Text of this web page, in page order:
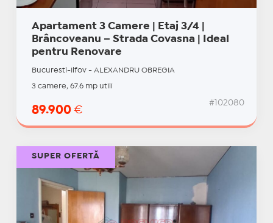
Apartament 3 Camere | Etaj 3/4 |
Brâncoveanu – Strada Covasna | Ideal
pentru Renovare
Bucuresti-Ilfov - ALEXANDRU OBREGIA
3 camere, 67.6 mp utili
89.900 €
#102080
SUPER OFERTĂ